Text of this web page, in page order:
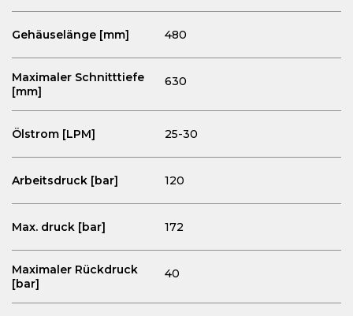
Gehäuselänge [mm] 480
Maximaler Schnitttiefe
[mm]
630
Ölstrom [LPM] 25-30
Arbeitsdruck [bar] 120
Max. druck [bar] 172
Maximaler Rückdruck
[bar]
40